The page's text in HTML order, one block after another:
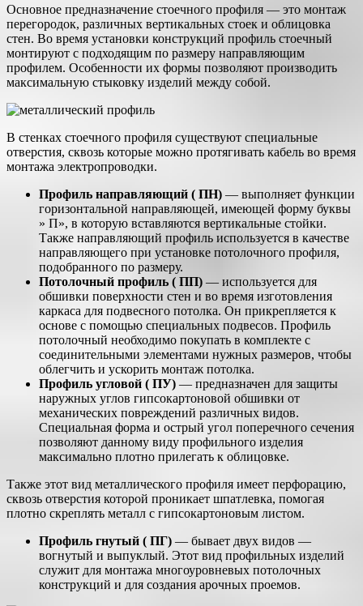
Основное предназначение стоечного профиля — это монтаж
перегородок, различных вертикальных стоек и облицовка
стен. Во время установки конструкций профиль стоечный
монтируют с подходящим по размеру направляющим
профилем. Особенности их формы позволяют производить
максимальную стыковку изделий между собой.
В стенках стоечного профиля существуют специальные
отверстия, сквозь которые можно протягивать кабель во время
монтажа электропроводки.
Профиль направляющий ( ПН) — выполняет функции
горизонтальной направляющей, имеющей форму буквы
» П», в которую вставляются вертикальные стойки.
Также направляющий профиль используется в качестве
направляющего при установке потолочного профиля,
подобранного по размеру.
Потолочный профиль ( ПП) — используется для
обшивки поверхности стен и во время изготовления
каркаса для подвесного потолка. Он прикрепляется к
основе с помощью специальных подвесов. Профиль
потолочный необходимо покупать в комплекте с
соединительными элементами нужных размеров, чтобы
облегчить и ускорить монтаж потолка.
Профиль угловой ( ПУ) — предназначен для защиты
наружных углов гипсокартоновой обшивки от
механических повреждений различных видов.
Специальная форма и острый угол поперечного сечения
позволяют данному виду профильного изделия
максимально плотно прилегать к облицовке.
Также этот вид металлического профиля имеет перфорацию,
сквозь отверстия которой проникает шпатлевка, помогая
плотно скреплять металл с гипсокартоновым листом.
Профиль гнутый ( ПГ) — бывает двух видов —
вогнутый и выпуклый. Этот вид профильных изделий
служит для монтажа многоуровневых потолочных
конструкций и для создания арочных проемов.